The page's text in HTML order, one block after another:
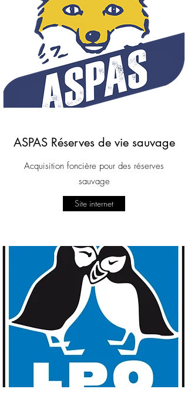
ASPAS Réserves de vie sauvage
Acquisition foncière pour des réserves
sauvage
Site internet